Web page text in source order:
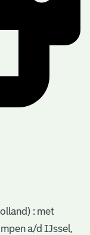
: met
a/d IJssel,